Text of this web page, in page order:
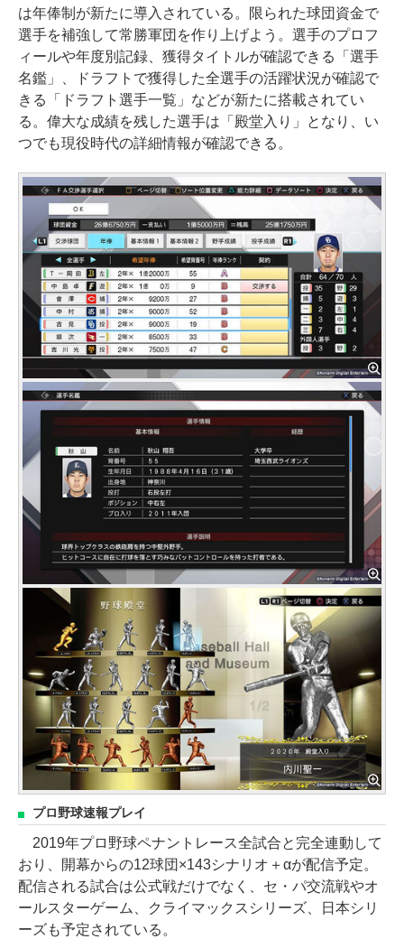
は年俸制が新たに導入されている。限られた球団資金で
選手を補強して常勝軍団を作り上げよう。選手のプロフ
ィールや年度別記録、獲得タイトルが確認できる「選手
名鑑」、ドラフトで獲得した全選手の活躍状況が確認で
きる「ドラフト選手一覧」などが新たに搭載されてい
る。偉大な成績を残した選手は「殿堂入り」となり、い
つでも現役時代の詳細情報が確認できる。
プロ野球速報プレイ
2019年プロ野球ペナントレース全試合と完全連動して
おり、開幕からの12球団×143シナリオ＋αが配信予定。
配信される試合は公式戦だけでなく、セ・パ交流戦やオ
ールスターゲーム、クライマックスシリーズ、日本シリ
ーズも予定されている。